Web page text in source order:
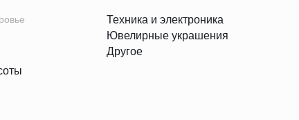
Техника и электроника
Ювелирные украшения
Другое